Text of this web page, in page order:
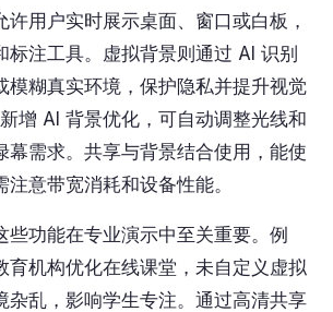
用户实时展示桌面、窗口或白板，
标注工具。虚拟背景则通过 AI 识别
模糊真实环境，保护隐私并提升视觉
增 AI 背景优化，可自动调整光线和
幕需求。共享与背景结合使用，能使
意带宽消耗和设备性能。
些功能在专业演示中至关重要。例
育机构优化在线课堂，未自定义虚拟
杂乱，影响学生专注。通过高清共享